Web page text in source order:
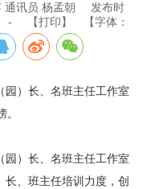
通讯员 杨孟朝
发布时
- 【打印】 【字体：
）长、名班主任工作室
）长、名班主任工作室
、班主任培训力度，创